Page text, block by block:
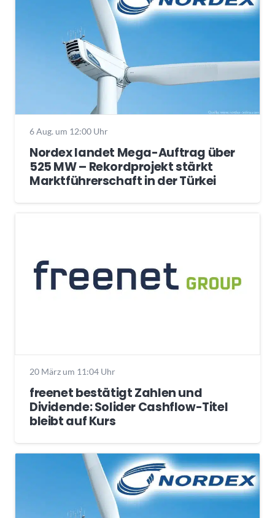
6 Aug. um 12:00 Uhr
Nordex landet Mega-Auftrag über
525 MW – Rekordprojekt stärkt
Marktführerschaft in der Türkei
20 März um 11:04 Uhr
freenet bestätigt Zahlen und
Dividende: Solider Cashflow-Titel
bleibt auf Kurs